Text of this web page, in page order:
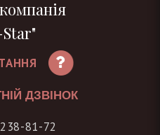
ДЗВІНОК
81-72